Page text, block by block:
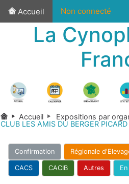
Accueil Non connecté
La
Accueil
Expositions par
CLUB LES AMIS DU BERGER PICARD
Confirmation Régionale
CACS CACIB Autres